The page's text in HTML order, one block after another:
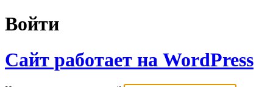
Войти
Сайт работает на WordPress